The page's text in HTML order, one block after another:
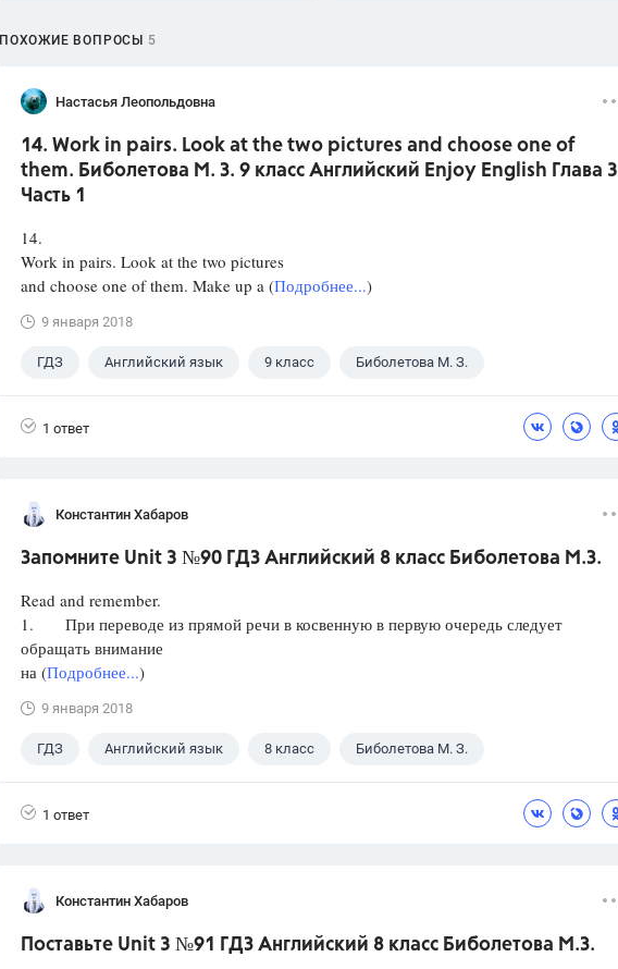
ПОХОЖИЕ ВОПРОСЫ 5
Настасья Леопольдовна
14. Work in pairs. Look at the two pictures and choose one of
them. Биболетова М. З. 9 класс Английский Enjoy English Глава 3
Часть 1
14.
Work in pairs. Look at the two pictures
and choose one of them. Make up a (Подробнее...)
9 января 2018
ГДЗ Английский язык 9 класс Биболетова М. З.
1 ответ
Константин Хабаров
Запомните Unit 3 №90 ГДЗ Английский 8 класс Биболетова М.З.
Read and remember.
1. При переводе из прямой речи в косвенную в первую очередь следует
обращать внимание
на (Подробнее...)
9 января 2018
ГДЗ Английский язык 8 класс Биболетова М. З.
1 ответ
Константин Хабаров
Поставьте Unit 3 №91 ГДЗ Английский 8 класс Биболетова М.З.